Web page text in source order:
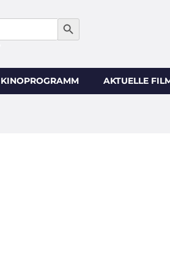
SEARCH BUTTON
KINOPROGRAMM AKTUELLE